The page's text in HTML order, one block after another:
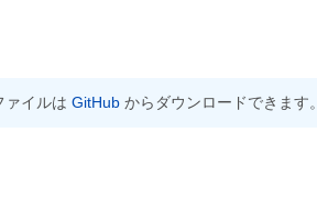
ァイルは GitHub からダウンロードできます。